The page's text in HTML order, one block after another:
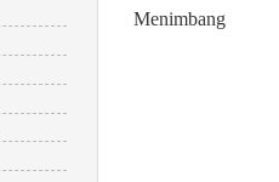
Menimbang